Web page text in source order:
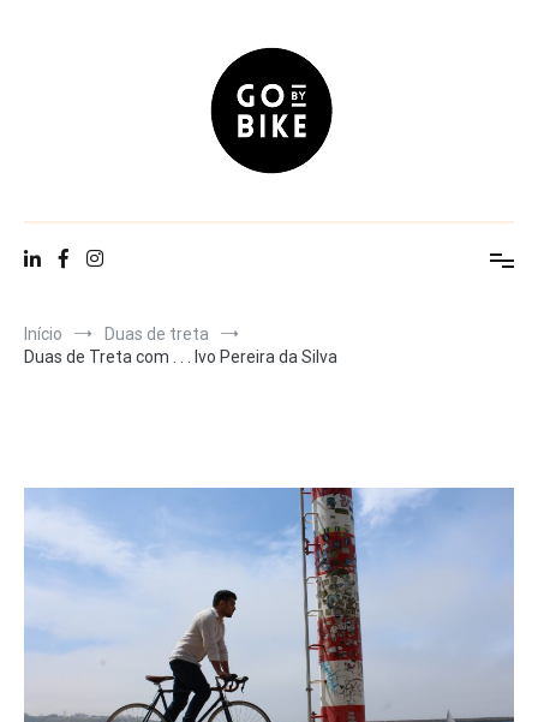
Go By Bike
Início
Duas de treta
Duas de Treta com . . . Ivo Pereira da Silva